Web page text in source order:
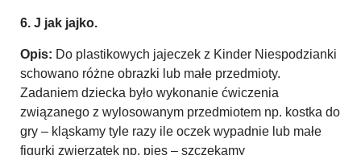
6. J jak jajko.
Opis: Do plastikowych jajeczek z Kinder Niespodzianki
schowano różne obrazki lub małe przedmioty.
Zadaniem dziecka było wykonanie ćwiczenia
związanego z wylosowanym przedmiotem np. kostka do
gry – kląskamy tyle razy ile oczek wypadnie lub małe
figurki zwierzątek np. pies – szczekamy